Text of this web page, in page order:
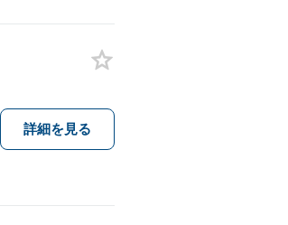
詳細を見る